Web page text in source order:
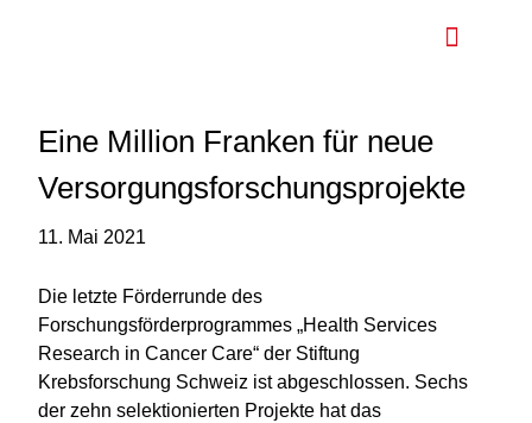
Eine Million Franken für neue
Versorgungsforschungsprojekte
11. Mai 2021
Die letzte Förderrunde des
Forschungsförderprogrammes „Health Services
Research in Cancer Care“ der Stiftung
Krebsforschung Schweiz ist abgeschlossen. Sechs
der zehn selektionierten Projekte hat das